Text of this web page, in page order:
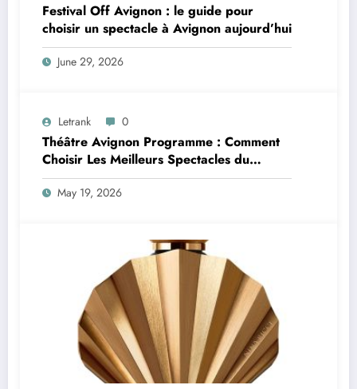
Festival Off Avignon : le guide pour
choisir un spectacle à Avignon aujourd’hui
June 29, 2026
Letrank 0
Théâtre Avignon Programme : Comment
Choisir Les Meilleurs Spectacles du
Festival Off Avignon
May 19, 2026